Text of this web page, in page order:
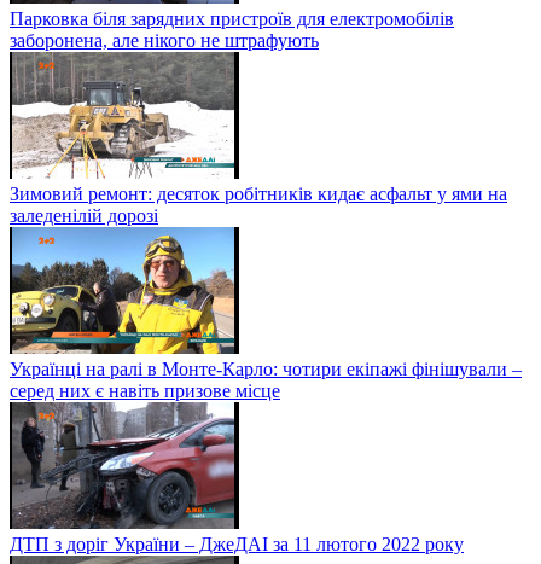
Парковка біля зарядних пристроїв для електромобілів
заборонена, але нікого не штрафують
Зимовий ремонт: десяток робітників кидає асфальт у ями на
заледенілій дорозі
Українці на ралі в Монте-Карло: чотири екіпажі фінішували –
серед них є навіть призове місце
ДТП з доріг України – ДжеДАІ за 11 лютого 2022 року